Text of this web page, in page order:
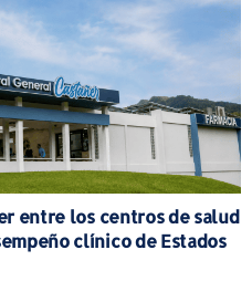
entre los centros de salud
clínico de Estados